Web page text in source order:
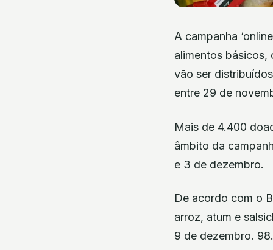
A campanha
alimentos básicos,
vão ser
entre 29 de
Mais de 4.400
âmbito da
e 3 de dezembro.
De acordo com o
arroz, atum e
9 de dezembro.